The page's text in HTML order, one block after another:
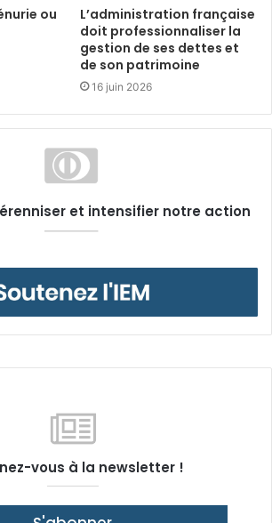
ou
L’administration française
doit professionnaliser la
gestion de ses dettes et
de son patrimoine
16 juin 2026
et intensifier notre action
vous à la newsletter !